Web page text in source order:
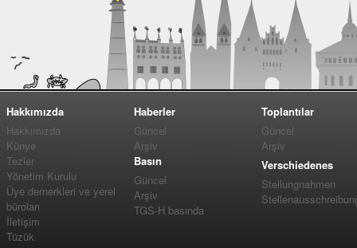
Hakkımızda
Hakkımızda
Künye
Tezler
Yönetim Kurulu
Üye dernerkleri ve yerel
büroları
İletişim
Tüzük
Haberler
Güncel
Arşiv
Basın
Güncel
Arşiv
TGS-H basında
Toplantılar
Güncel
Arşiv
Verschiedenes
Stellungnahmen